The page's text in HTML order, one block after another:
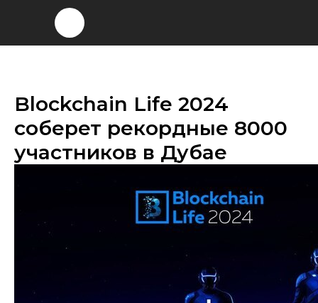
Blockchain Life 2024
соберет рекордные 8000
участников в Дубае